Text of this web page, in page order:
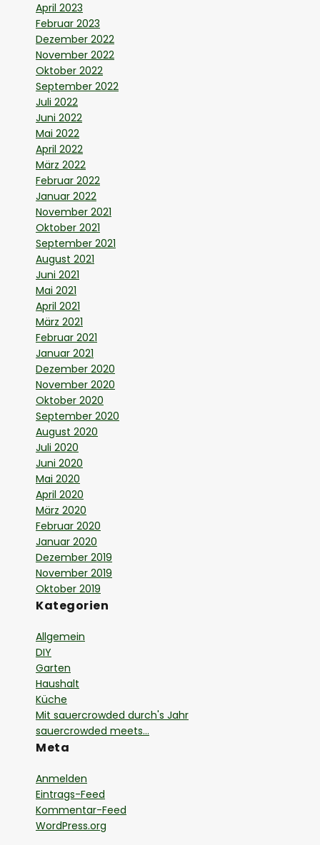
April 2023
Februar 2023
Dezember 2022
November 2022
Oktober 2022
September 2022
Juli 2022
Juni 2022
Mai 2022
April 2022
März 2022
Februar 2022
Januar 2022
November 2021
Oktober 2021
September 2021
August 2021
Juni 2021
Mai 2021
April 2021
März 2021
Februar 2021
Januar 2021
Dezember 2020
November 2020
Oktober 2020
September 2020
August 2020
Juli 2020
Juni 2020
Mai 2020
April 2020
März 2020
Februar 2020
Januar 2020
Dezember 2019
November 2019
Oktober 2019
Kategorien
Allgemein
DIY
Garten
Haushalt
Küche
Mit sauercrowded durch's Jahr
sauercrowded meets…
Meta
Anmelden
Eintrags-Feed
Kommentar-Feed
WordPress.org